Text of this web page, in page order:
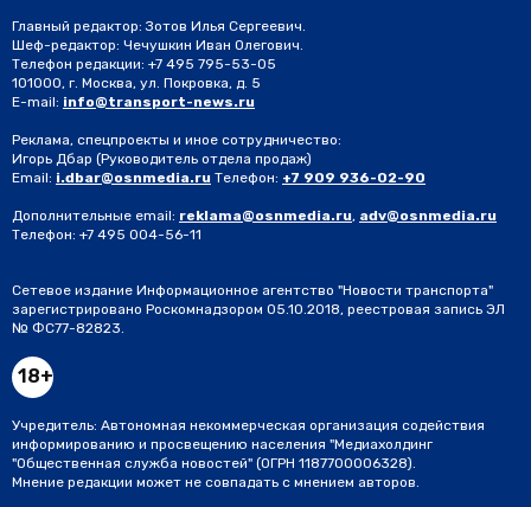
Главный редактор: Зотов Илья Сергеевич.
Шеф-редактор: Чечушкин Иван Олегович.
Телефон редакции: +7 495 795-53-05
101000, г. Москва, ул. Покровка, д. 5
E-mail: info@transport-news.ru
Реклама, спецпроекты и иное сотрудничество:
Игорь Дбар (Руководитель отдела продаж)
Email: i.dbar@osnmedia.ru Телефон: +7 909 936-02-90
Дополнительные email: reklama@osnmedia.ru, adv@osnmedia.ru
Телефон: +7 495 004-56-11
Сетевое издание Информационное агентство "Новости транспорта"
зарегистрировано Роскомнадзором 05.10.2018, реестровая запись ЭЛ
№ ФС77-82823.
18+
Учредитель: Автономная некоммерческая организация содействия
информированию и просвещению населения "Медиахолдинг
"Общественная служба новостей" (ОГРН 1187700006328).
Мнение редакции может не совпадать с мнением авторов.